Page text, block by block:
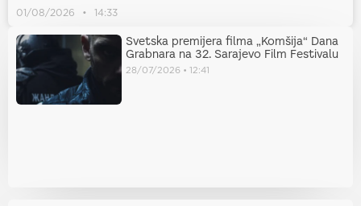
01/08/2026 14:33
Svetska premijera filma „Komšija“ Dana
Grabnara na 32. Sarajevo Film Festivalu
28/07/2026 12:41